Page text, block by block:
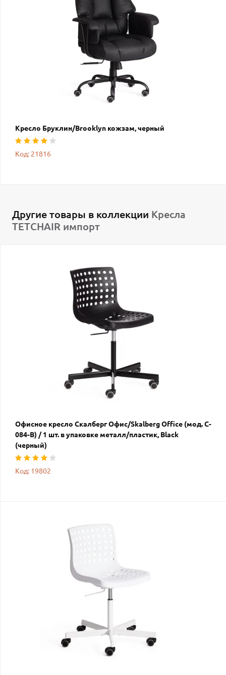
Кресло Бруклин/Brooklyn кожзам, черный
Код: 21816
Другие товары в коллекции Кресла
TETCHAIR импорт
Офисное кресло Скалберг Офис/Skalberg Office (мод. C-
084-B) / 1 шт. в упаковке металл/пластик, Black
(черный)
Код: 19802